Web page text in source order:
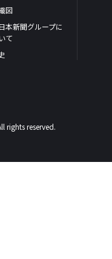
図
本新聞グループに
て
rights reserved.